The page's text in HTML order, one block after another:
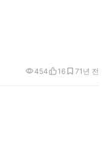
1년 전
454 16 7